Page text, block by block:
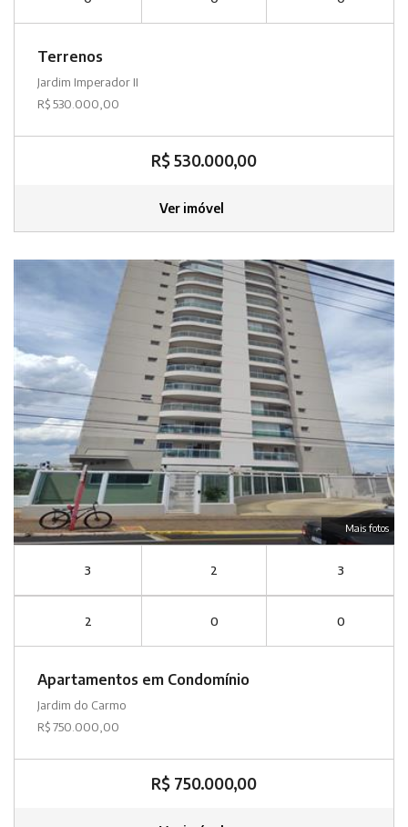
Terrenos
Jardim Imperador II
R$ 530.000,00
R$ 530.000,00
Ver imóvel
Mais fotos
3 2 3
2 0 0
Apartamentos em Condomínio
Jardim do Carmo
R$ 750.000,00
R$ 750.000,00